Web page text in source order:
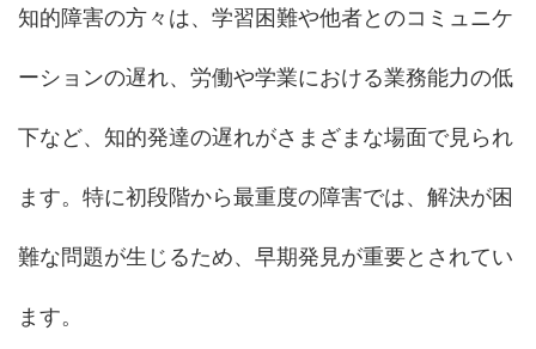
知的障害の方々は、学習困難や他者とのコミュニケ
ーションの遅れ、労働や学業における業務能力の低
下など、知的発達の遅れがさまざまな場面で見られ
ます。特に初段階から最重度の障害では、解決が困
難な問題が生じるため、早期発見が重要とされてい
ます。